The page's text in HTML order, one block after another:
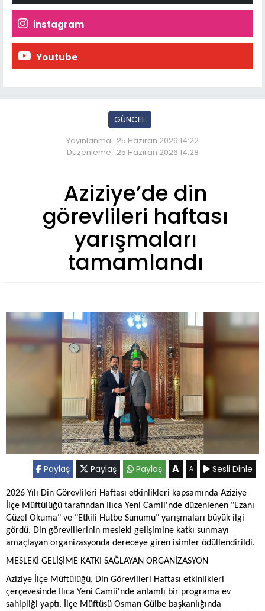
İnstagram
Youtube
GÜNCEL
Yayınlanma : 25 Haziran 2026 14:22
Düzenleme : 25 Haziran 2026 14:28
Aziziye’de din
görevlileri haftası
yarışmaları
tamamlandı
Paylaş Paylaş Paylaş A A Sesli Dinle
2026 Yılı Din Görevlileri Haftası etkinlikleri kapsamında Aziziye
İlçe Müftülüğü tarafından Ilıca Yeni Camii'nde düzenlenen "Ezanı
Güzel Okuma" ve "Etkili Hutbe Sunumu" yarışmaları büyük ilgi
gördü. Din görevlilerinin mesleki gelişimine katkı sunmayı
amaçlayan organizasyonda dereceye giren isimler ödüllendirildi.
MESLEKİ GELİŞİME KATKI SAĞLAYAN ORGANİZASYON
Aziziye İlçe Müftülüğü, Din Görevlileri Haftası etkinlikleri
çerçevesinde Ilıca Yeni Camii'nde anlamlı bir programa ev
sahipliği yaptı. İlçe Müftüsü Osman Gülbe başkanlığında